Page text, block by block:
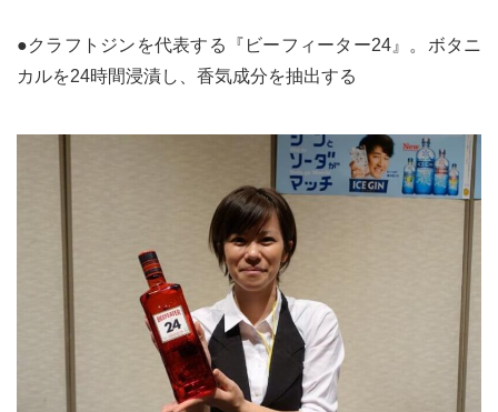
ノミスタイル] 公式twitterペ
エノミスタイル] 公式facebookペ
style[イエノミスタイル] 公式
●クラフトジンを代表する『ビーフィーター24』。ボタニ
カルを24時間浸漬し、香気成分を抽出する